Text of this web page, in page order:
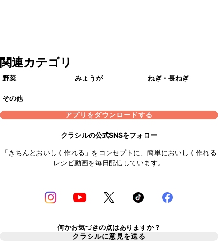
関連カテゴリ
野菜 みょうが ねぎ・長ねぎ
その他
アプリをダウンロードする
クラシルの公式SNSをフォロー
「きちんとおいしく作れる」をコンセプトに、簡単においしく作れる
レシピ動画を毎日配信しています。
何かお気づきの点はありますか？
クラシルに意見を送る